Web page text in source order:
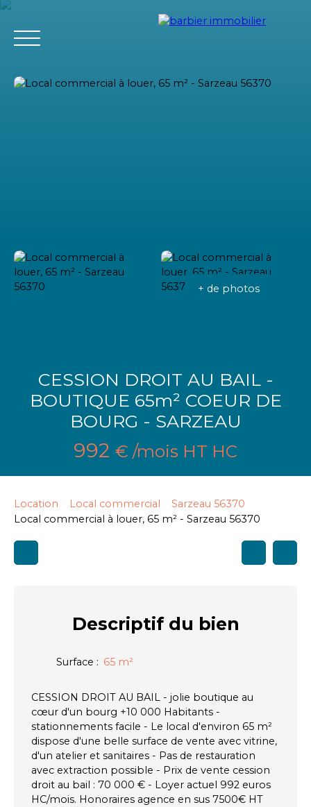
+ de photos
CESSION DROIT AU BAIL -
BOUTIQUE 65m² COEUR DE
BOURG - SARZEAU
992 € /mois HT HC
Location Local commercial
Sarzeau 56370
Local commercial à louer, 65 m² - Sarzeau 56370
Descriptifdu bien
Surface : 65 m²
CESSION DROIT AU BAIL - jolie boutique au
cœur d'un bourg +10 000 Habitants -
stationnements facile - Le local d'environ 65 m²
dispose d'une belle surface de vente avec vitrine,
d'un atelier et sanitaires - Pas de restauration
avec extraction possible - Prix de vente cession
droit au bail : 70 000 € - Loyer actuel 992 euros
HC/mois. Honoraires agence en sus 7500€ HT